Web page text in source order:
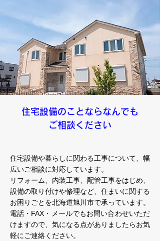
​住宅設備のことならなんでも
ご相談ください
住宅設備や暮らしに関わる工事について、幅
広いご相談に対応しています。
リフォーム、内装工事、配管工事をはじめ、
設備の取り付けや修理など、住まいに関する
お困りごとを北海道旭川市で承っています。
電話・FAX・メールでもお問い合わせいただ
けますので、気になる点がありましたらお気
軽にご連絡ください。